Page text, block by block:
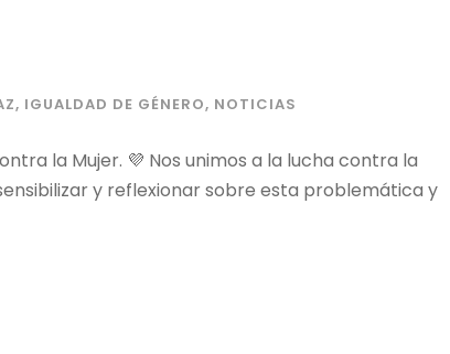
, IGUALDAD DE GÉNERO, NOTICIAS
la Mujer. 💜 Nos unimos a la lucha contra la
y reflexionar sobre esta problemática y